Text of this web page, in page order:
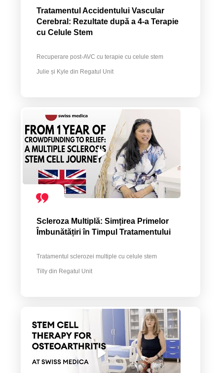
Tratamentul Accidentului Vascular
Cerebral: Rezultate după a 4-a Terapie
cu Celule Stem
Recuperare post-AVC cu terapie cu celule stem
Julie și Kyle din Regatul Unit
Scleroza Multiplă: Simțirea Primelor
Îmbunătățiri în Timpul Tratamentului
Tratamentul sclerozei multiple cu celule stem
Tilly din Regatul Unit